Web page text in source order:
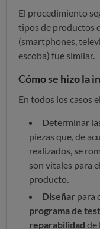
El procedimiento
tipos de productos
(smartphones,
escoba) fue similar.
Cómo se hizo la
En todos los casos
Determinar
piezas que, de
realizados, se
son vitales para
producto.
Diseñar para
programa de test
reparabilidad de